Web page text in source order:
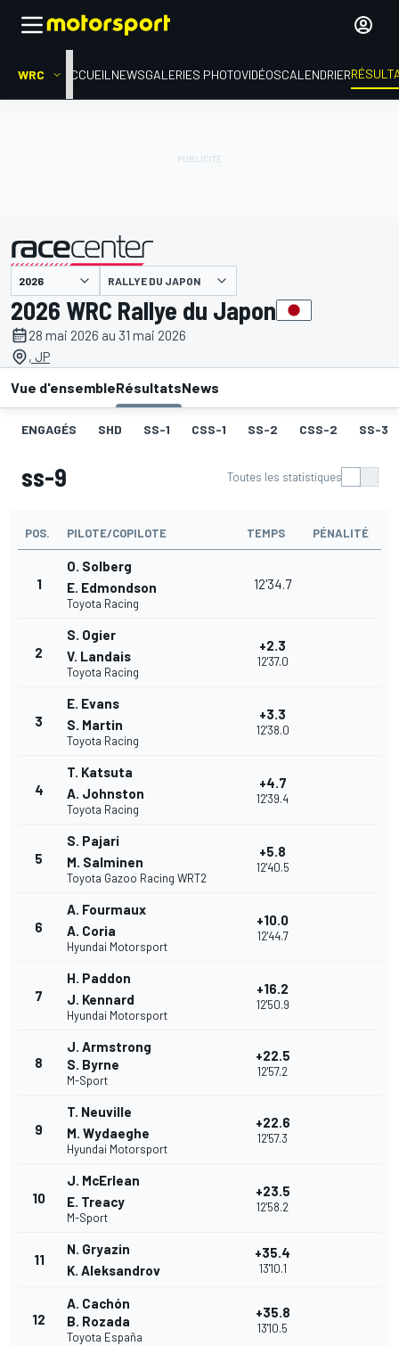
WRC ACCUEIL NEWSGALERIES PHOTOVIDÉOSCALENDRIER
présenté par RALLYE DU JAPON
2026 WRC Rallye du Japon
28 mai 2026 au 31 mai 2026
, JP
Vue d'ensembleRésultatsNews
ENGAGÉS SHD SS-1 CSS-1 SS-2 CSS-2 SS-3
ss-9 Toutes les statistiques
POS. PILOTE/COPILOTE TEMPS PÉNALITÉ
1
O. Solberg
E. Edmondson
Toyota Racing
12'34.7
2
S. Ogier
V. Landais
Toyota Racing
+2.3
12'37.0
3
E. Evans
S. Martin
Toyota Racing
+3.3
12'38.0
4
T. Katsuta
A. Johnston
Toyota Racing
+4.7
12'39.4
5
S. Pajari
M. Salminen
Toyota Gazoo Racing WRT2
+5.8
12'40.5
6
A. Fourmaux
A. Coria
Hyundai Motorsport
+10.0
12'44.7
7
H. Paddon
J. Kennard
Hyundai Motorsport
+16.2
12'50.9
8
J. Armstrong
S. Byrne
M-Sport
+22.5
12'57.2
9
T. Neuville
M. Wydaeghe
Hyundai Motorsport
+22.6
12'57.3
10
J. McErlean
E. Treacy
M-Sport
+23.5
12'58.2
11
N. Gryazin
K. Aleksandrov
+35.4
13'10.1
12
A. Cachón
B. Rozada
Toyota España
+35.8
13'10.5